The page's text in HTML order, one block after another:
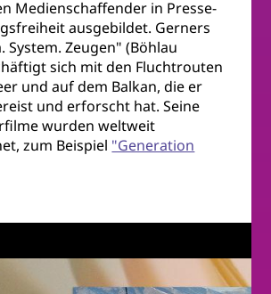
Medienschaffender in Presse-
ausgebildet. Gerners
System. Zeugen" (Böhlau
sich mit den Fluchtrouten
und auf dem Balkan, die er
und erforscht hat. Seine
wurden weltweit
zum Beispiel "Generation